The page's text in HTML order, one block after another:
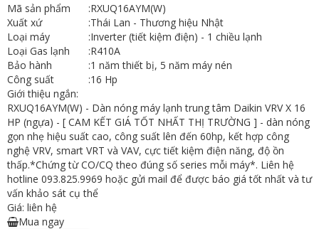
Mã sản phẩm :RXUQ16AYM(W)
Xuất xứ
:Thái Lan - Thương hiệu Nhật
Loại máy
:Inverter (tiết kiệm điện) - 1 chiều lạnh
Loại Gas lạnh
:R410A
Bảo hành
:1 năm thiết bị, 5 năm máy nén
Công suất
:16 Hp
Giới thiệu ngắn:
RXUQ16AYM(W) - Dàn nóng máy lạnh trung tâm Daikin VRV X 16
HP (ngựa) - [ CAM KẾT GIÁ TỐT NHẤT THỊ TRƯỜNG ] - dàn nóng
gọn nhẹ hiệu suất cao, công suất lên đến 60hp, kết hợp công
nghệ VRV, smart VRT và VAV, cực tiết kiệm điện năng, độ ồn
thấp.*Chứng từ CO/CQ theo đúng số series mỗi máy*. Liên hệ
hotline 093.825.9969 hoặc gửi mail để được báo giá tốt nhất và tư
vấn khảo sát cụ thể
Giá: liên hệ
Mua ngay